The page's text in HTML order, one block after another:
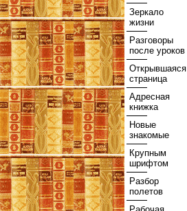
Зеркало
жизни
Разговоры
после уроков
Открывшаяся
страница
Адресная
книжка
Новые
знакомые
Крупным
шрифтом
Разбор
полетов